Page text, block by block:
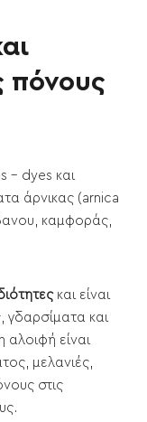
πόνους
- dyes και
άρνικας (arnica
καμφοράς,
και είναι
γδαρσίματα και
αλοιφή είναι
μελανιές,
στις